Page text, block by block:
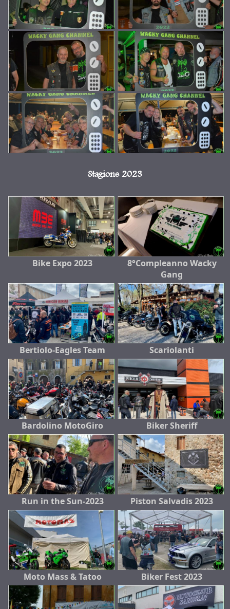
Stagione 2023
Bike Expo 2023
8°Compleanno Wacky
Gang
Bertiolo-Eagles Team Scariolanti
Bardolino MotoGiro Biker Sheriff
Run in the Sun-2023 Piston Salvadis 2023
Moto Mass & Tatoo Biker Fest 2023